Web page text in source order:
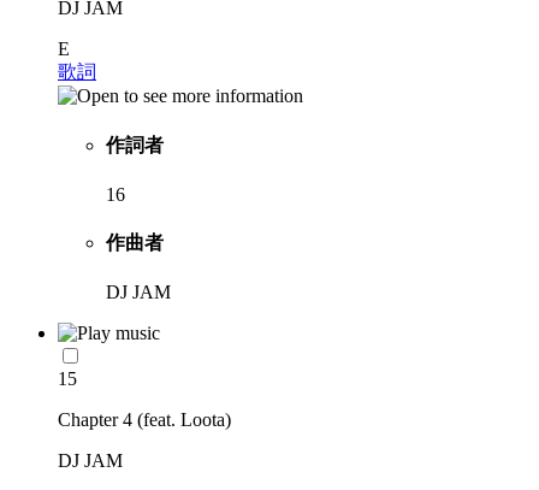
DJ JAM
E
歌詞
作詞者
16
作曲者
DJ JAM
15
Chapter 4 (feat. Loota)
DJ JAM